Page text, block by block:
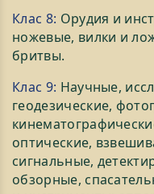
Клас 8: Орудия и
ножевые, вилки и
бритвы.
Клас 9: Научные,
геодезические,
оптические,
сигнальные,
обзорные,